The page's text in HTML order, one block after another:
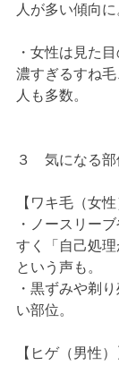
人が多い傾向に
・女性は見た
濃すぎるすね
人も多数。
３　気になる
【ワキ毛（女性
・ノースリー
すく「自己処理
という声も。
・黒ずみや剃
い部位。
【ヒゲ（男性）